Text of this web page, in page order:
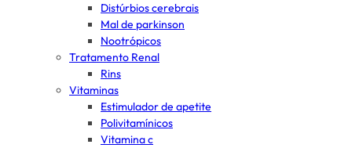
Distúrbios cerebrais
Mal de parkinson
Nootrópicos
Tratamento Renal
Rins
Vitaminas
Estimulador de apetite
Polivitamínicos
Vitamina c